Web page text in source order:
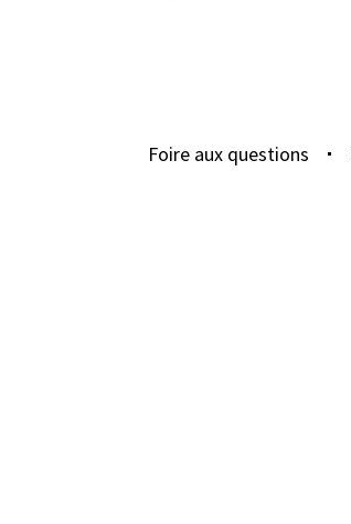
Foire aux questions